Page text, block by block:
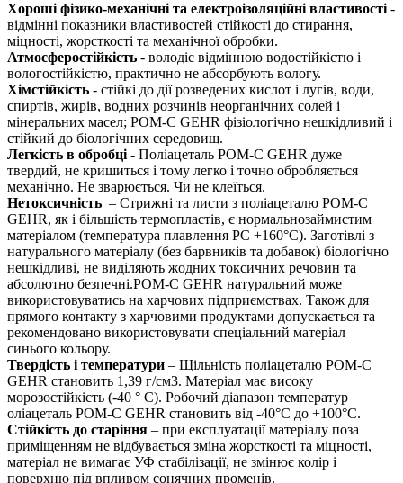
Хороші фізико-механічні та електроізоляційні властивості -
відмінні показники властивостей стійкості до стирання,
міцності, жорсткості та механічної обробки.
Атмосферостійкість - володіє відмінною водостійкістю і
вологостійкістю, практично не абсорбують вологу.
Хімстійкість - стійкі до дії розведених кислот і лугів, води,
спиртів, жирів, водних розчинів неорганічних солей і
мінеральних масел; POM-C GEHR фізіологічно нешкідливий і
стійкий до біологічних середовищ.
Легкість в обробці - Поліацеталь POM-C GEHR дуже
твердий, не кришиться і тому легко і точно обробляється
механічно. Не зварюється. Чи не клеїться.
Нетоксичність – Стрижні та листи з поліацеталю POM-C
GEHR, як і більшість термопластів, є нормальнозаймистим
матеріалом (температура плавлення PС +160°С). Заготівлі з
натурального матеріалу (без барвників та добавок) біологічно
нешкідливі, не виділяють жодних токсичних речовин та
абсолютно безпечні.POM-C GEHR натуральний може
використовуватись на харчових підприємствах. Також для
прямого контакту з харчовими продуктами допускається та
рекомендовано використовувати спеціальний матеріал
синього кольору.
Твердість і температури – Щільність поліацеталю POM-C
GEHR становить 1,39 г/см3. Матеріал має високу
морозостійкість (-40 ° С). Робочий діапазон температур
оліацеталь POM-C GEHR становить від -40°С до +100°С.
Стійкість до старіння – при експлуатації матеріалу поза
приміщенням не відбувається зміна жорсткості та міцності,
матеріал не вимагає УФ стабілізації, не змінює колір і
поверхню під впливом сонячних променів.